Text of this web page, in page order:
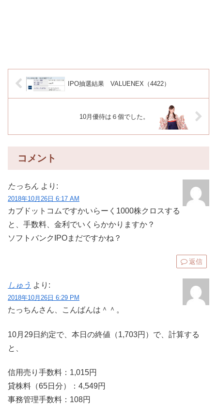
IPO抽選結果 VALUENEX（4422）
10月優待は６個でした。
コメント
たっちん より:
2018年10月26日 6:17 AM
カブドットコムですかいらーく1000株クロスする
と、手数料、金利でいくらかかりますか？
ソフトバンクIPOまだですかね？
返信
しゅう より:
2018年10月26日 6:29 PM
たっちんさん、こんばんは＾＾。
10月29日約定で、本日の終値（1,703円）で、計算する
と、
信用売り手数料：1,015円
貸株料（65日分）：4,549円
事務管理手数料：108円